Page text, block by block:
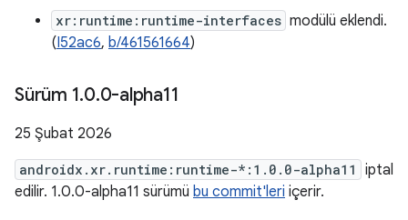
xr:runtime:runtime-interfaces modülü eklendi.
(I52ac6, b/461561664)
Sürüm 1.0.0-alpha11
25 Şubat 2026
androidx.xr.runtime:runtime-*:1.0.0-alpha11
iptal
edilir. 1.0.0-alpha11 sürümü bu commit'leri içerir.